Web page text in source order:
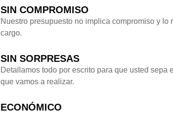
SIN COMPROMISO
Nuestro presupuesto no implica compromiso y lo
cargo.
SIN SORPRESAS
Detallamos todo por escrito para que usted sepa
que vamos a realizar.
ECONÓMICO